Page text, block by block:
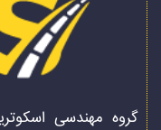
گروه مهندسی